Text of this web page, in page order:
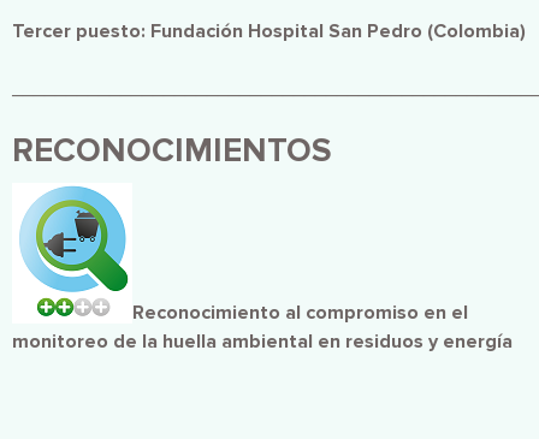
Tercer puesto: Fundación Hospital San Pedro (Colombia)
RECONOCIMIENTOS
Imagen
Reconocimiento al compromiso en el
monitoreo de la huella ambiental en residuos y energía